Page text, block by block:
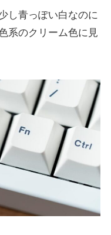
し青っぽい白なのに
系のクリーム色に見